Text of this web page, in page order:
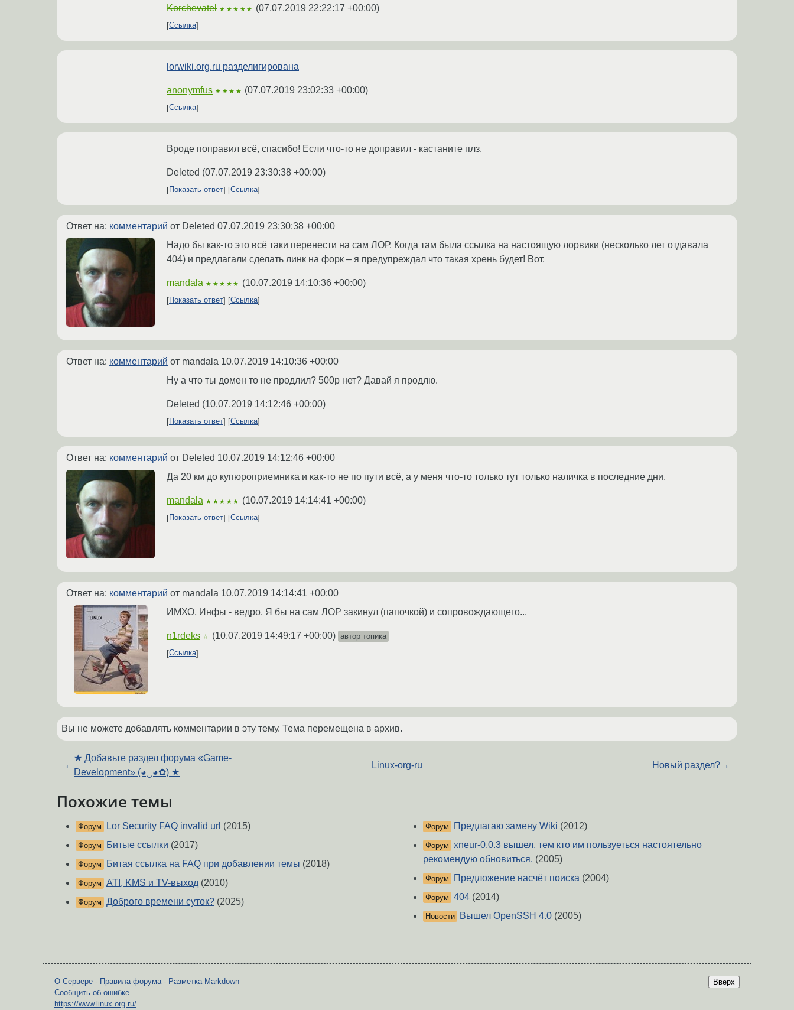
Korchevatel ★★★★★ (07.07.2019 22:22:17 +00:00)
Ссылка
lorwiki.org.ru разделигирована
anonymfus ★★★★ (07.07.2019 23:02:33 +00:00)
Ссылка
Вроде поправил всё, спасибо! Если что-то не доправил - кастаните плз.
Deleted (07.07.2019 23:30:38 +00:00)
Показать ответ Ссылка
Ответ на: комментарий от Deleted 07.07.2019 23:30:38 +00:00
Надо бы как-то это всё таки перенести на сам ЛОР. Когда там была ссылка на настоящую лорвики (несколько лет отдавала
404) и предлагали сделать линк на форк – я предупреждал что такая хрень будет! Вот.
mandala ★★★★★ (10.07.2019 14:10:36 +00:00)
Показать ответ Ссылка
Ответ на: комментарий от mandala 10.07.2019 14:10:36 +00:00
Ну а что ты домен то не продлил? 500р нет? Давай я продлю.
Deleted (10.07.2019 14:12:46 +00:00)
Показать ответ Ссылка
Ответ на: комментарий от Deleted 10.07.2019 14:12:46 +00:00
Да 20 км до купюроприемника и как-то не по пути всё, а у меня что-то только тут только наличка в последние дни.
mandala ★★★★★ (10.07.2019 14:14:41 +00:00)
Показать ответ Ссылка
Ответ на: комментарий от mandala 10.07.2019 14:14:41 +00:00
ИМХО, Инфы - ведро. Я бы на сам ЛОР закинул (папочкой) и сопровождающего...
n1rdeks ☆ (10.07.2019 14:49:17 +00:00) автор топика
Ссылка
Вы не можете добавлять комментарии в эту тему. Тема перемещена в архив.
←
★ Добавьте раздел форума «Game-
Development» (◕‿◕✿) ★
Linux-org-ru Новый раздел?→
Похожие темы
Форум Lor Security FAQ invalid url (2015)
Форум Битые ссылки (2017)
Форум Битая ссылка на FAQ при добавлении темы (2018)
Форум ATI, KMS и TV-выход (2010)
Форум Доброго времени суток? (2025)
Форум Предлагаю замену Wiki (2012)
Форум xneur-0.0.3 вышел, тем кто им пользуеться настоятельно
рекомендую обновиться. (2005)
Форум Предложение насчёт поиска(2004)
Форум 404(2014)
Новости Вышел OpenSSH 4.0(2005)
Вверх
О Сервере - Правила форума- Разметка Markdown
Сообщить об ошибке
https://www.linux.org.ru/